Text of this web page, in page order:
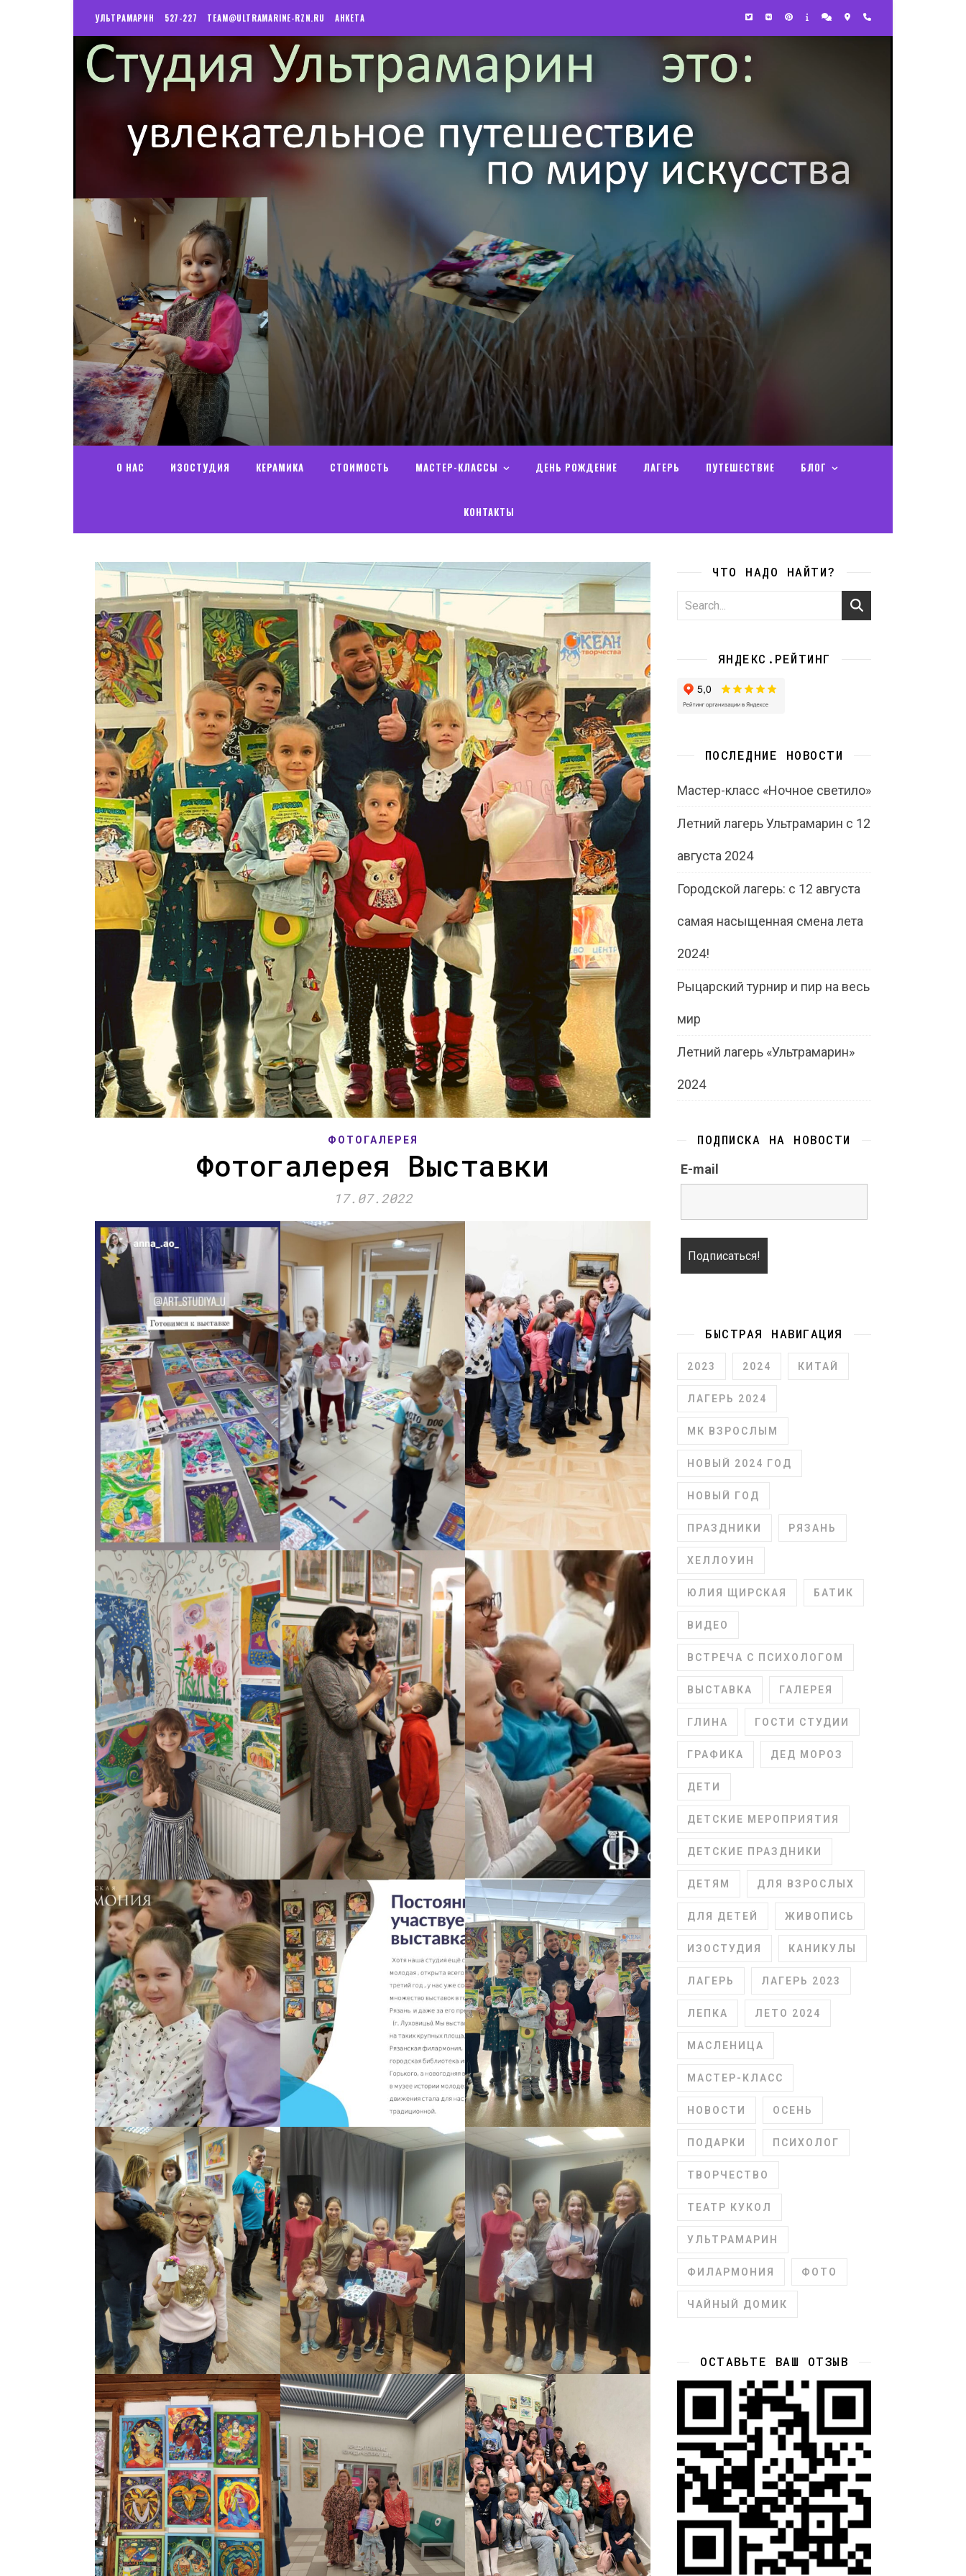
УЛЬТРАМАРИН 527-227 TEAM@ULTRAMARINE-RZN.RU АНКЕТА
О НАС ИЗОСТУДИЯ КЕРАМИКА СТОИМОСТЬ МАСТЕР-КЛАССЫ ДЕНЬ РОЖДЕНИЕ ЛАГЕРЬ ПУТЕШЕСТВИЕ БЛОГ
КОНТАКТЫ
ФОТОГАЛЕРЕЯ
Фотогалерея Выставки
17.07.2022
ЧТО НАДО НАЙТИ?
ЯНДЕКС.РЕЙТИНГ
ПОСЛЕДНИЕ НОВОСТИ
Мастер-класс «Ночное светило»
Летний лагерь Ультрамарин с 12
августа 2024
Городской лагерь: с 12 августа
самая насыщенная смена лета
2024!
Рыцарский турнир и пир на весь
мир
Летний лагерь «Ультрамарин»
2024
ПОДПИСКА НА НОВОСТИ
E-mail
БЫСТРАЯ НАВИГАЦИЯ
2023 2024 КИТАЙ
ЛАГЕРЬ 2024
МК ВЗРОСЛЫМ
НОВЫЙ 2024 ГОД
НОВЫЙ ГОД
ПРАЗДНИКИ РЯЗАНЬ
ХЕЛЛОУИН
ЮЛИЯ ЩИРСКАЯ БАТИК
ВИДЕО
ВСТРЕЧА С ПСИХОЛОГОМ
ВЫСТАВКА ГАЛЕРЕЯ
ГЛИНА ГОСТИ СТУДИИ
ГРАФИКА ДЕД МОРОЗ
ДЕТИ
ДЕТСКИЕ МЕРОПРИЯТИЯ
ДЕТСКИЕ ПРАЗДНИКИ
ДЕТЯМ ДЛЯ ВЗРОСЛЫХ
ДЛЯ ДЕТЕЙ ЖИВОПИСЬ
ИЗОСТУДИЯ КАНИКУЛЫ
ЛАГЕРЬ ЛАГЕРЬ 2023
ЛЕПКА ЛЕТО 2024
МАСЛЕНИЦА
МАСТЕР-КЛАСС
НОВОСТИ ОСЕНЬ
ПОДАРКИ ПСИХОЛОГ
ТВОРЧЕСТВО
ТЕАТР КУКОЛ
УЛЬТРАМАРИН
ФИЛАРМОНИЯ ФОТО
ЧАЙНЫЙ ДОМИК
ОСТАВЬТЕ ВАШ ОТЗЫВ